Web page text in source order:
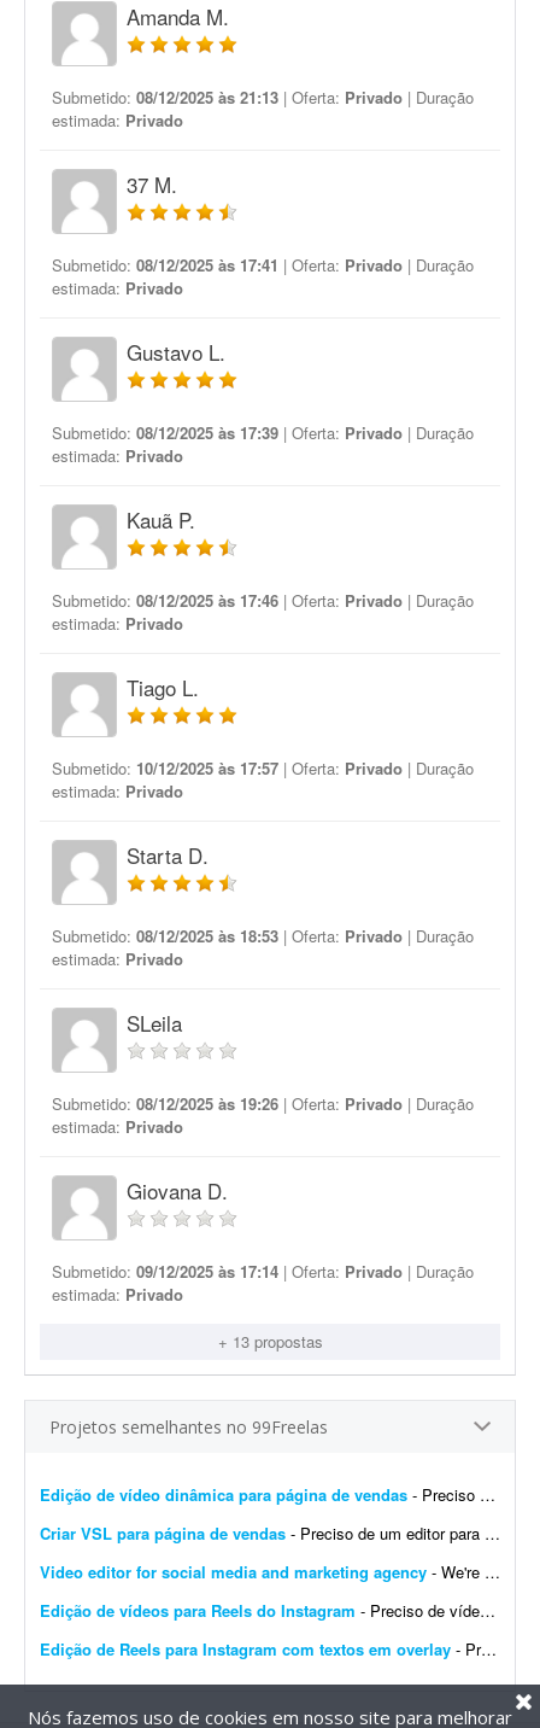
Amanda M.
Submetido: 08/12/2025 às 21:13 | Oferta: Privado | Duração
estimada: Privado
37 M.
Submetido: 08/12/2025 às 17:41 | Oferta: Privado | Duração
estimada: Privado
Gustavo L.
Submetido: 08/12/2025 às 17:39 | Oferta: Privado | Duração
estimada: Privado
Kauã P.
Submetido: 08/12/2025 às 17:46 | Oferta: Privado | Duração
estimada: Privado
Tiago L.
Submetido: 10/12/2025 às 17:57 | Oferta: Privado | Duração
estimada: Privado
Starta D.
Submetido: 08/12/2025 às 18:53 | Oferta: Privado | Duração
estimada: Privado
SLeila
Submetido: 08/12/2025 às 19:26 | Oferta: Privado | Duração
estimada: Privado
Giovana D.
Submetido: 09/12/2025 às 17:14 | Oferta: Privado | Duração
estimada: Privado
+ 13 propostas
Projetos semelhantes no 99Freelas
Edição de vídeo dinâmica para página de vendas - Preciso de um editor de vídeo para realizar uma edição dinâmica de um vídeo destinado a uma página de vendas. O vídeo precisa ser bem editado, com &...
Criar VSL para página de vendas - Preciso de um editor para criar uma VSL bem dinâmica para uma página de vendas. O objetivo é chamar a atenção do lead e gerar muitas conversões.
Video editor for social media and marketing agency - We're looking for a video editor who can take raw footage - or a blank canvas - and turn it into content that stops the scroll. The work spans both sides of the craft: editing and refining ra...
Edição de vídeos para Reels do Instagram - Preciso de vídeos curtos para Reels do Instagram, com textos e cortes que mostrem toda a produtividade do meu nicho: fotos, ímãs e bottons personalizados.
Edição de Reels para Instagram com textos em overlay - Preciso de edição de Reels para Instagram com vídeos curtos e dinâmicos, contendo textos sobre o processo de produção. Meu nicho é trabalhar com foto...
Nós fazemos uso de cookies em nosso site para melhorar